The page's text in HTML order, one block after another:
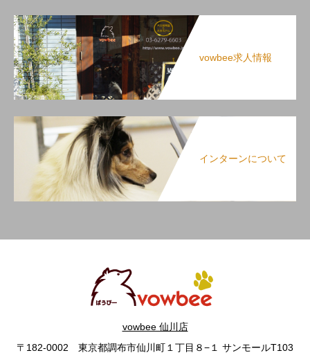
vowbee求人情報
インターンについて
vowbee 仙川店
〒182-0002 東京都調布市仙川町１丁目８−１ サンモールT103